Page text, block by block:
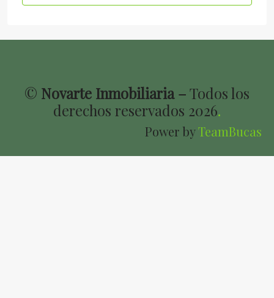
© Novarte Inmobiliaria –Todos los
derechos reservados 2026.
Power byTeamBucas